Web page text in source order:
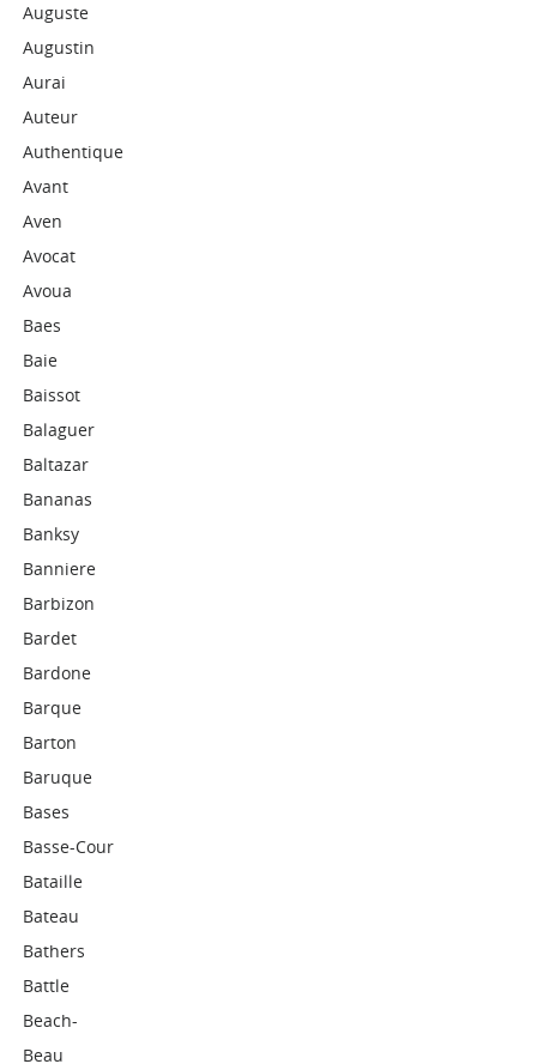
Auguste
Augustin
Aurai
Auteur
Authentique
Avant
Aven
Avocat
Avoua
Baes
Baie
Baissot
Balaguer
Baltazar
Bananas
Banksy
Banniere
Barbizon
Bardet
Bardone
Barque
Barton
Baruque
Bases
Basse-Cour
Bataille
Bateau
Bathers
Battle
Beach-
Beau